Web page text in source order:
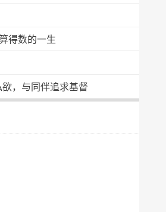
得数的一生
，与同伴追求基督